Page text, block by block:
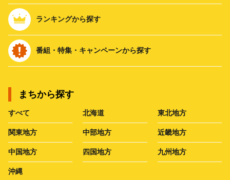
ランキングから探す
番組・特集・キャンペーンから探す
まちから探す
すべて 北海道 東北地方
関東地方 中部地方 近畿地方
中国地方 四国地方 九州地方
沖縄